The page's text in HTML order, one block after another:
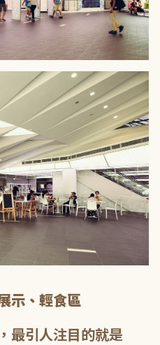
示、輕食區
最引人注目的就是